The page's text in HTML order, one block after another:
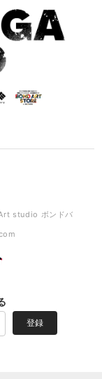
studio ボンドバ
登録